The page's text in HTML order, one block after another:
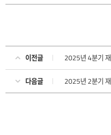
이전글 2025년 4분기
다음글 2025년 2분기